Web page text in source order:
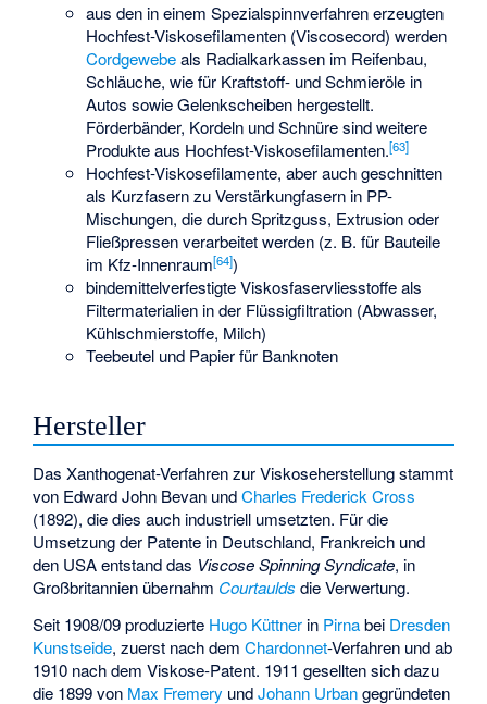
aus den in einem Spezialspinnverfahren erzeugten
Hochfest-Viskosefilamenten (Viscosecord) werden
Cordgewebeals Radialkarkassen im Reifenbau,
Schläuche, wie für Kraftstoff- und Schmieröle in
Autos sowie Gelenkscheiben hergestellt.
Förderbänder, Kordeln und Schnüre sind weitere
Produkte aus Hochfest-Viskosefilamenten.[63]
Hochfest-Viskosefilamente, aber auch geschnitten
als Kurzfasern zu Verstärkungfasern in PP-
Mischungen, die durch Spritzguss, Extrusion oder
Fließpressen verarbeitet werden (z. B. für Bauteile
im Kfz-Innenraum[64])
bindemittelverfestigte Viskosfaservliesstoffe als
Filtermaterialien in der Flüssigfiltration (Abwasser,
Kühlschmierstoffe, Milch)
Teebeutel und Papier für Banknoten
Hersteller
Das Xanthogenat-Verfahren zur Viskoseherstellung stammt
von Edward John Bevan undCharles Frederick Cross
(1892), die dies auch industriell umsetzten. Für die
Umsetzung der Patente in Deutschland, Frankreich und
den USA entstand das Viscose Spinning Syndicate, in
Großbritannien übernahm Courtaulds die Verwertung.
Seit 1908/09 produzierte Hugo Küttner in Pirnabei Dresden
Kunstseide, zuerst nach demChardonnet-Verfahren und ab
1910 nach dem Viskose-Patent. 1911 gesellten sich dazu
die 1899 von Max Fremery undJohann Urbangegründeten